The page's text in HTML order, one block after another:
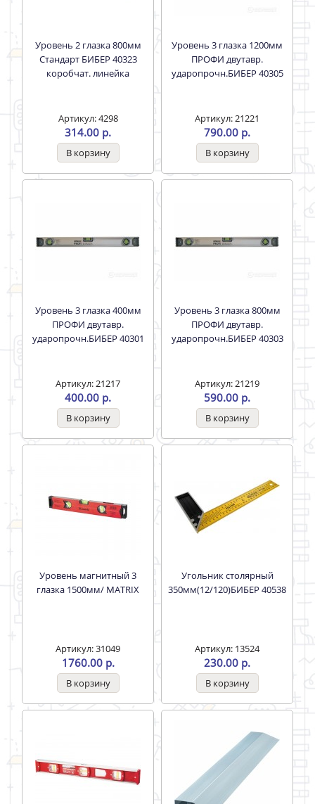
Уровень 2 глазка 800мм
Стандарт БИБЕР 40323
коробчат. линейка
Артикул: 4298
314.00 р.
Уровень 3 глазка 1200мм
ПРОФИ двутавр.
ударопрочн.БИБЕР 40305
Артикул: 21221
790.00 р.
Уровень 3 глазка 400мм
ПРОФИ двутавр.
ударопрочн.БИБЕР 40301
Артикул: 21217
400.00 р.
Уровень 3 глазка 800мм
ПРОФИ двутавр.
ударопрочн.БИБЕР 40303
Артикул: 21219
590.00 р.
Уровень магнитный 3
глазка 1500мм/ MATRIX
Артикул: 31049
1760.00 р.
Угольник столярный
350мм(12/120)БИБЕР 40538
Артикул: 13524
230.00 р.